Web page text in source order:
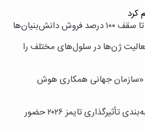
کرد
ژن‌ها در سلول‌های مختلف را
جهانی همکاری هوش
چرا هیچ دانشگاه ایرانی در رتبه‌بندی تأثیرگذاری تایمز ۲۰۲۶ حضور